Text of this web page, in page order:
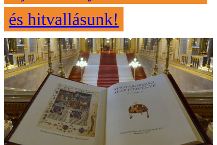
és hitvallásunk!